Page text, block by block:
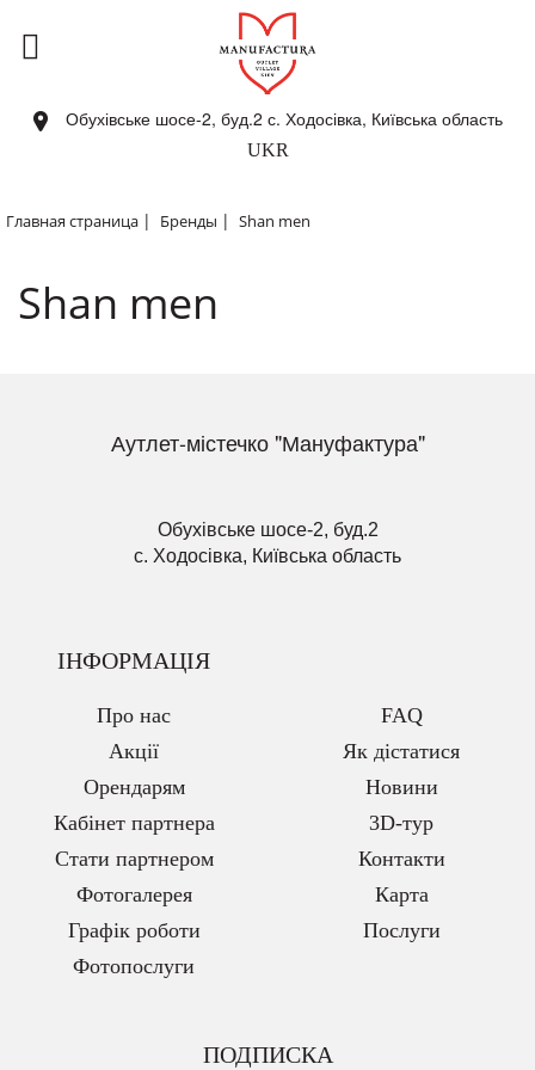
Обухівське шосе-2, буд.2 с. Ходосівка, Київська область
UKR
Главная страница | Бренды | Shan men
Shan men
Аутлет-містечко "Мануфактура"
Обухівське шосе-2, буд.2
с. Ходосівка, Київська область
ІНФОРМАЦІЯ
Про нас
Акції
Орендарям
Кабінет партнера
Стати партнером
Фотогалерея
Графік роботи
Фотопослуги
FAQ
Як дістатися
Новини
3D-тур
Контакти
Карта
Послуги
ПОДПИСКА